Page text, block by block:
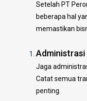
Setelah PT
beberapa hal
memastikan
Administrasi
Jaga
Catat semua
penting.